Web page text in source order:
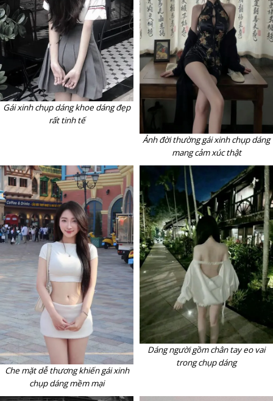
Gái xinh chụp dáng khoe dáng đẹp
rất tinh tế
Ảnh đời thường gái xinh chụp dáng
mang cảm xúc thật
Che mặt dễ thương khiến gái xinh
chụp dáng mềm mại
Dáng người gồm chân tay eo vai
trong chụp dáng